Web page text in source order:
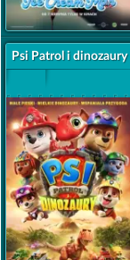
Psi Patrol i dinozaury